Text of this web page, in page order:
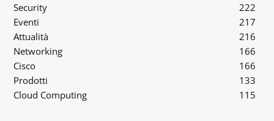
Security
222
Eventi
217
Attualità
216
Networking
166
Cisco
166
Prodotti
133
Cloud Computing
115